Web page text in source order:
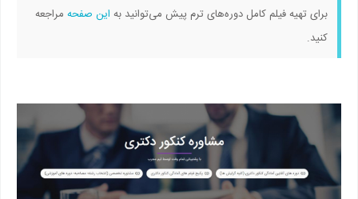
برای تهیه فیلم کامل دوره‌های ترم پیش می‌توانید به این صفحهمراجعه
کنید.